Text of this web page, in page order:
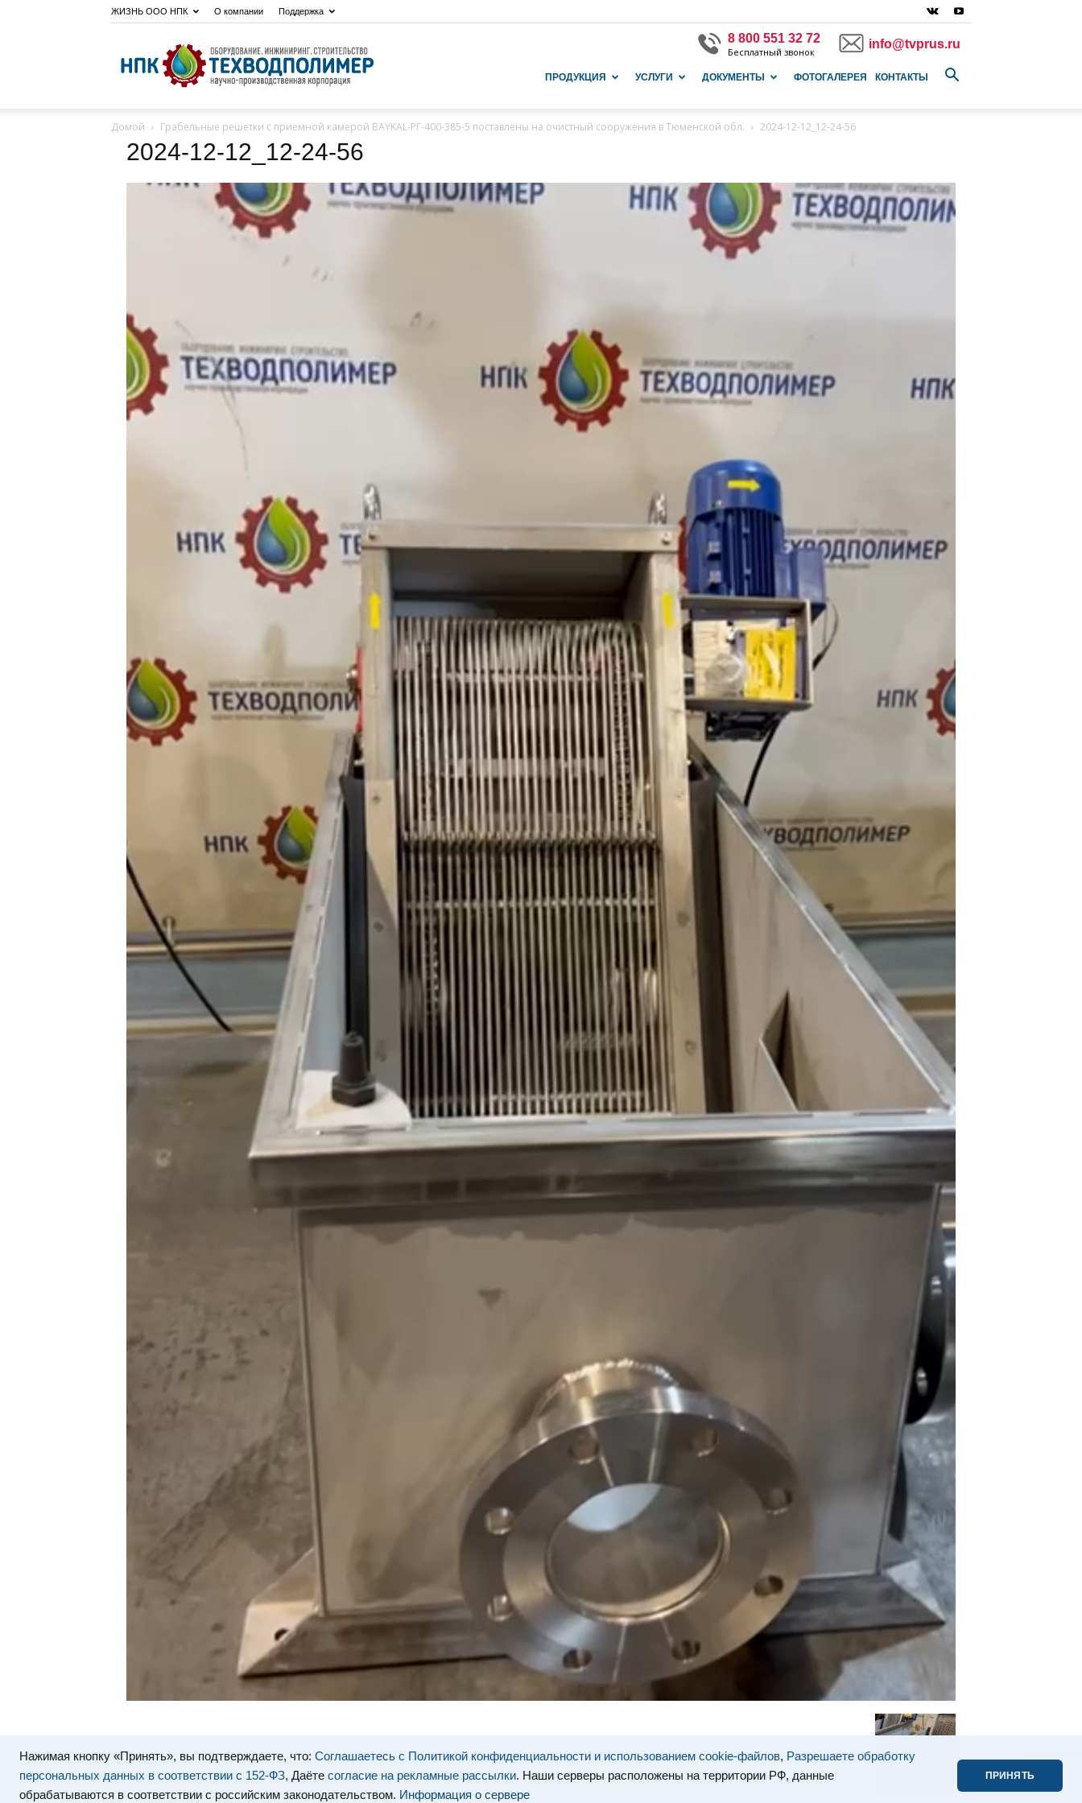
Нажимая кнопку «Принять», вы подтверждаете, что: Соглашаетесь с Политикой конфиденциальности и использованием cookie-файлов, Разрешаете обработку
персональных данных в соответствии с 152-ФЗ, Даёте согласие на рекламные рассылки. Наши серверы расположены на территории РФ, данные
обрабатываются в соответствии с российским законодательством. Информация о сервере
ПРИНЯТЬ
ЖИЗНЬ ООО НПК О компании Поддержка
8 800 551 32 72
Бесплатный звонок
info@tvprus.ru
ПРОДУКЦИЯ УСЛУГИ ДОКУМЕНТЫ ФОТОГАЛЕРЕЯ КОНТАКТЫ
Домой Грабельные решетки с приемной камерой BAYKAL-РГ-400-385-5 поставлены на очистный сооружения в Тюменской обл. 2024-12-12_12-24-56
2024-12-12_12-24-56